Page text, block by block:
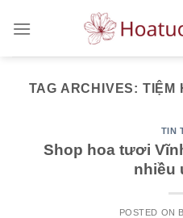
TAG ARCHIVES: TIỆM
TIN
Shop hoa tươi
nhiều
POSTED ON